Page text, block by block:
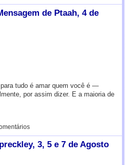
de Ptaah, 4 de
tudo é amar quem você é —
por assim dizer. E a maioria de
3, 5 e 7 de Agosto